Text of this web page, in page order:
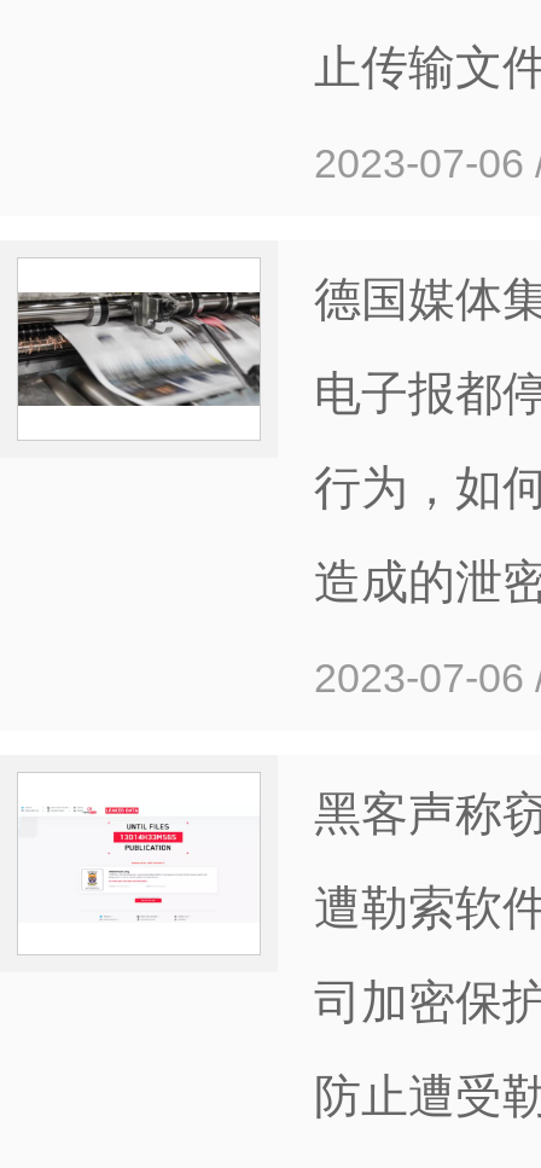
止传输文
2023-07-06
德国媒体
电子报都
行为，如
造成的泄
2023-07-06
黑客声称
遭勒索软
司加密保
防止遭受